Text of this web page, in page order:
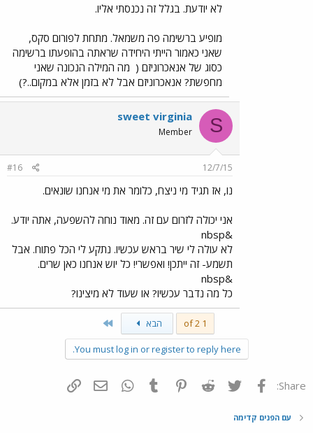
לא יודעת. בגלל זה נכנסתי אליו.
מופיע ברשימה פה משמאל. מתחת לפורום סקס,
שאני כאמור הייתי היחידה שראתה בהופעתו ברשימה
כסוג של אנאכרוניזם ( מה המילה הנכונה שאני
מחפשת? אנאכרוניזם אבל לא בזמן אלא במקום..?)
S
sweet virginia
Member
12/7/15
#16
נו, אז תגיד מי ניצח, כלומר את מי אנחנו שונאים.
אני יכולה לזרום עם זה. מאוד נוחה להשפעה, אתה יודע.
&nbsp
לא עולה לי שיר בראש עכשיו. נתקע לי הכל פתוח. אבל
תשמע- זה ייתכן! ואפשרי! כל יוש אנחנו כאן שרים.
&nbsp
כל מה נדבר עכשיו? או שעוד לא מיצינו?
1 of 2 הבא
You must log in or register to reply here.
Share: פייסבוק Twitter
Reddit
Pinterest
Tumblr
WhatsAppדואר אלקטרוני
עם הפנים קדימה